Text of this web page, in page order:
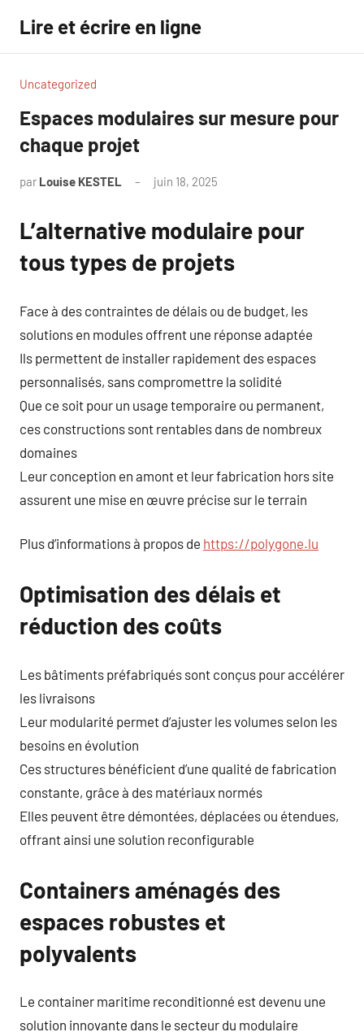
contenu
Lire et écrire en ligne
Uncategorized
Espaces modulaires sur mesure pour
chaque projet
par Louise KESTEL juin 18, 2025
L’alternative modulaire pour
tous types de projets
Face à des contraintes de délais ou de budget, les
solutions en modules offrent une réponse adaptée
Ils permettent de installer rapidement des espaces
personnalisés, sans compromettre la solidité
Que ce soit pour un usage temporaire ou permanent,
ces constructions sont rentables dans de nombreux
domaines
Leur conception en amont et leur fabrication hors site
assurent une mise en œuvre précise sur le terrain
Plus d’informations à propos de https://polygone.lu
Optimisation des délais et
réduction des coûts
Les bâtiments préfabriqués sont conçus pour accélérer
les livraisons
Leur modularité permet d’ajuster les volumes selon les
besoins en évolution
Ces structures bénéficient d’une qualité de fabrication
constante, grâce à des matériaux normés
Elles peuvent être démontées, déplacées ou étendues,
offrant ainsi une solution reconfigurable
Containers aménagés des
espaces robustes et
polyvalents
Le container maritime reconditionné est devenu une
solution innovante dans le secteur du modulaire